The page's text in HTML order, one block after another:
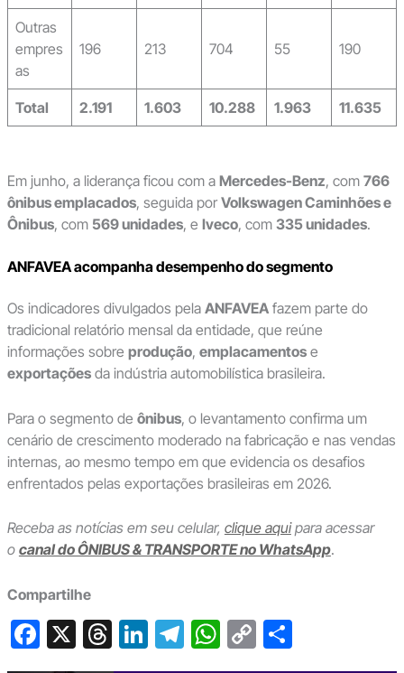
Outras
empres
as
196 213 704 55 190
Total 2.191 1.603 10.288 1.963 11.635
Em junho, a liderança ficou com a Mercedes-Benz, com 766
ônibus emplacados, seguida por Volkswagen Caminhões e
Ônibus, com 569 unidades, e Iveco, com 335 unidades.
ANFAVEA acompanha desempenho do segmento
Os indicadores divulgados pela ANFAVEAfazem parte do
tradicional relatório mensal da entidade, que reúne
informações sobre produção, emplacamentose
exportaçõesda indústria automobilística brasileira.
Para o segmento de ônibus, o levantamento confirma um
cenário de crescimento moderado na fabricação e nas vendas
internas, ao mesmo tempo em que evidencia os desafios
enfrentados pelas exportações brasileiras em 2026.
Receba as notícias em seu celular, clique aquipara acessar
o canal do ÔNIBUS & TRANSPORTE no WhatsApp.
Compartilhe
F
a
X T
hr
Li
n
T
el
W
h
C
o
S
h